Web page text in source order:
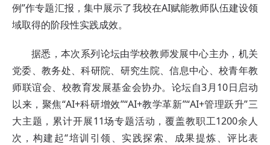
例”作专题汇报，集中展示了我校在AI赋能教师队伍建设领
域取得的阶段性实践成效。
据悉，本次系列论坛由学校教师发展中心主办，机关
党委、教务处、科研院、研究生院、信息中心、校青年教
师联谊会、校教育发展基金会协办。论坛自3月10日启动
以来，聚焦“AI+科研增效”“AI+教学革新”“AI+管理跃升”三
大主题，累计开展11场专题活动，覆盖教职工1200余人
次，构建起“培训引领、实践探索、成果提炼、评比表